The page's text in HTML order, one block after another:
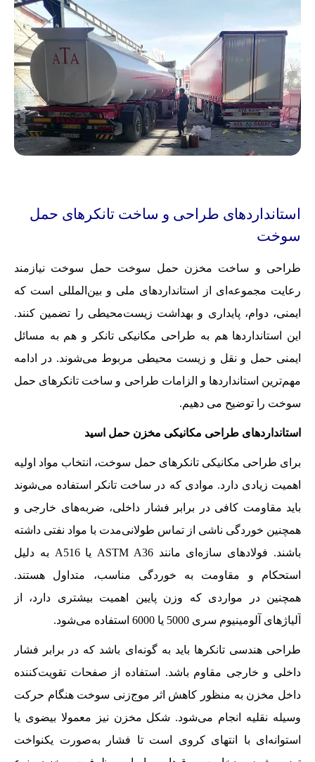
استانداردهای طراحی و ساخت تانکرهای حمل
سوخت
طراحی و ساخت مخزن حمل سوخت حمل سوخت نیازمند
رعایت مجموعه‌ای از استانداردهای ملی و بین‌المللی است که
ایمنی، دوام، پایداری و بهداشت زیست‌محیطی را تضمین کنند.
این استانداردها هم به طراحی مکانیکی تانکر و هم به مسائل
ایمنی حمل و نقل و زیست محیطی مربوط می‌شوند. در ادامه
مهم‌ترین استانداردها و الزامات طراحی و ساخت تانکرهای حمل
سوخت را توضیح می دهیم.
استانداردهای طراحی مکانیکی مخزن حمل اسید
برای طراحی مکانیکی تانکرهای حمل سوخت، انتخاب مواد اولیه
اهمیت زیادی دارد. موادی که در ساخت تانکر استفاده می‌شوند
باید مقاومت کافی در برابر فشار داخلی، ضربه‌های خارجی و
همچنین خوردگی ناشی از تماس طولانی‌مدت با مواد نفتی داشته
باشند. فولادهای سازه‌ای مانند ASTM A36 یا A516 به دلیل
استحکام و مقاومت به خوردگی مناسب، متداول هستند.
همچنین در مواردی که وزن پایین اهمیت بیشتری دارد، از
آلیاژهای آلومینیوم سری 5000 یا 6000 استفاده می‌شود.
طراحی هندسی تانکرها باید به گونه‌ای باشد که در برابر فشار
داخلی و خارجی مقاوم باشد. استفاده از صفحات تقویت‌کننده
داخل مخزن به منظور کاهش اثر موج‌زنی سوخت هنگام حرکت
وسیله نقلیه انجام می‌شود. شکل مخزن نیز معمولا بیضوی یا
استوانه‌ای با انتهای کروی است تا فشار به‌صورت یکنواخت